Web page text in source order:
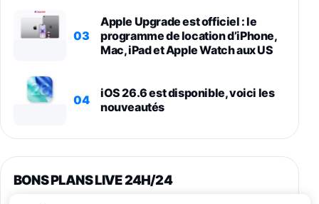
03
Apple Upgrade est officiel : le
programme de location d’iPhone,
Mac, iPad et Apple Watch aux US
04
iOS 26.6 est disponible, voici les
nouveautés
BONS PLANS LIVE 24H/24